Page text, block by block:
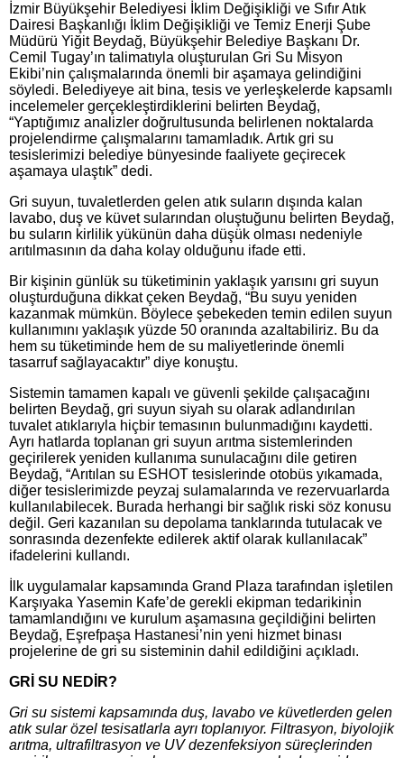
İzmir Büyükşehir Belediyesi İklim Değişikliği ve Sıfır Atık
Dairesi Başkanlığı İklim Değişikliği ve Temiz Enerji Şube
Müdürü Yiğit Beydağ, Büyükşehir Belediye Başkanı Dr.
Cemil Tugay’ın talimatıyla oluşturulan Gri Su Misyon
Ekibi’nin çalışmalarında önemli bir aşamaya gelindiğini
söyledi. Belediyeye ait bina, tesis ve yerleşkelerde kapsamlı
incelemeler gerçekleştirdiklerini belirten Beydağ,
“Yaptığımız analizler doğrultusunda belirlenen noktalarda
projelendirme çalışmalarını tamamladık. Artık gri su
tesislerimizi belediye bünyesinde faaliyete geçirecek
aşamaya ulaştık” dedi.
Gri suyun, tuvaletlerden gelen atık suların dışında kalan
lavabo, duş ve küvet sularından oluştuğunu belirten Beydağ,
bu suların kirlilik yükünün daha düşük olması nedeniyle
arıtılmasının da daha kolay olduğunu ifade etti.
Bir kişinin günlük su tüketiminin yaklaşık yarısını gri suyun
oluşturduğuna dikkat çeken Beydağ, “Bu suyu yeniden
kazanmak mümkün. Böylece şebekeden temin edilen suyun
kullanımını yaklaşık yüzde 50 oranında azaltabiliriz. Bu da
hem su tüketiminde hem de su maliyetlerinde önemli
tasarruf sağlayacaktır” diye konuştu.
Sistemin tamamen kapalı ve güvenli şekilde çalışacağını
belirten Beydağ, gri suyun siyah su olarak adlandırılan
tuvalet atıklarıyla hiçbir temasının bulunmadığını kaydetti.
Ayrı hatlarda toplanan gri suyun arıtma sistemlerinden
geçirilerek yeniden kullanıma sunulacağını dile getiren
Beydağ, “Arıtılan su ESHOT tesislerinde otobüs yıkamada,
diğer tesislerimizde peyzaj sulamalarında ve rezervuarlarda
kullanılabilecek. Burada herhangi bir sağlık riski söz konusu
değil. Geri kazanılan su depolama tanklarında tutulacak ve
sonrasında dezenfekte edilerek aktif olarak kullanılacak”
ifadelerini kullandı.
İlk uygulamalar kapsamında Grand Plaza tarafından işletilen
Karşıyaka Yasemin Kafe’de gerekli ekipman tedarikinin
tamamlandığını ve kurulum aşamasına geçildiğini belirten
Beydağ, Eşrefpaşa Hastanesi’nin yeni hizmet binası
projelerine de gri su sisteminin dahil edildiğini açıkladı.
GRİ SU NEDİR?
Gri su sistemi kapsamında duş, lavabo ve küvetlerden gelen
atık sular özel tesisatlarla ayrı toplanıyor. Filtrasyon, biyolojik
arıtma, ultrafiltrasyon ve UV dezenfeksiyon süreçlerinden